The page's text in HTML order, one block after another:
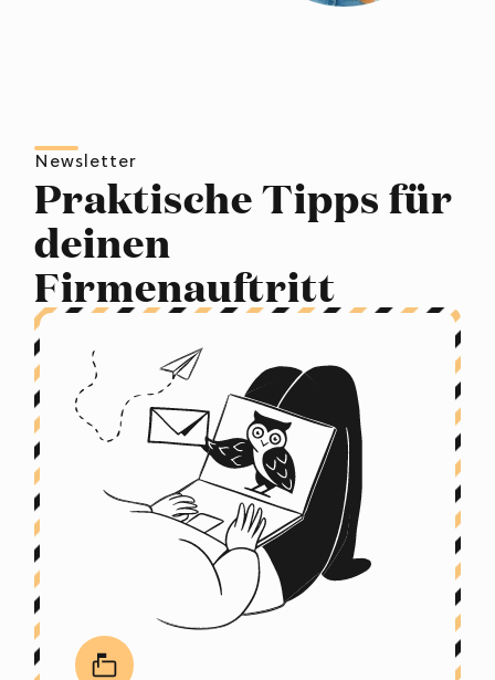
Newsletter
Praktische Tipps für
deinen
Firmenauftritt